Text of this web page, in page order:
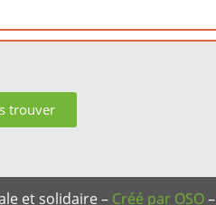
trouver
et solidaire – Créé par OSO–